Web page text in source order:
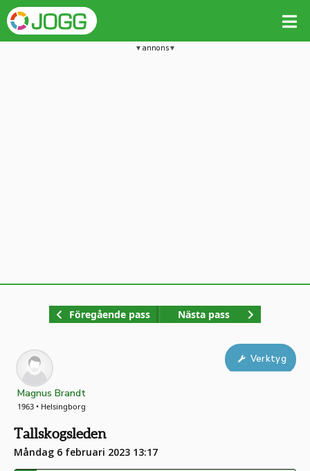
annons
Föregående pass Nästa pass
Magnus Brandt
1963 • Helsingborg
Tallskogsleden
Måndag 6 februari 2023 13:17
Verktyg